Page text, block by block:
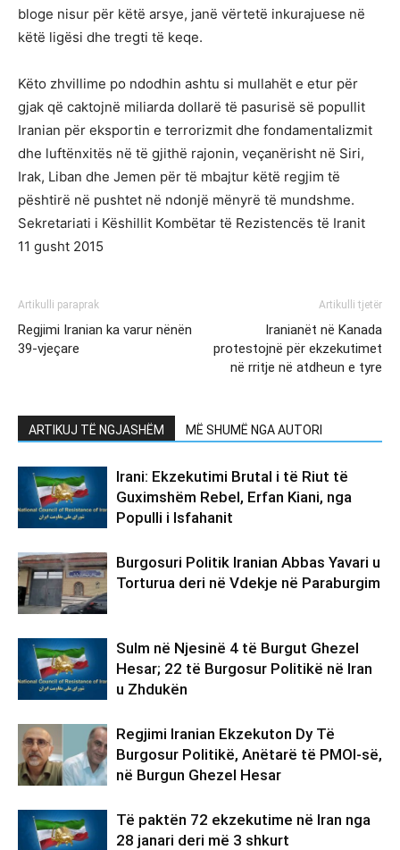
bloge nisur për këtë arsye, janë vërtetë inkurajuese në
këtë ligësi dhe tregti të keqe.
Këto zhvillime po ndodhin ashtu si mullahët e etur për
gjak që caktojnë miliarda dollarë të pasurisë së popullit
Iranian për eksportin e terrorizmit dhe fondamentalizmit
dhe luftënxitës në të gjithë rajonin, veçanërisht në Siri,
Irak, Liban dhe Jemen për të mbajtur këtë regjim të
pështirë në pushtet në ndonjë mënyrë të mundshme.
Sekretariati i Këshillit Kombëtar të Rezistencës të Iranit
11 gusht 2015
Artikulli paraprak
Regjimi Iranian ka varur nënën
39-vjeçare
Artikulli tjetër
Iranianët në Kanada
protestojnë për ekzekutimet
në rritje në atdheun e tyre
ARTIKUJ TË NGJASHËM MË SHUMË NGA AUTORI
Irani: Ekzekutimi Brutal i të Riut të
Guximshëm Rebel, Erfan Kiani, nga
Populli i Isfahanit
Burgosuri Politik Iranian Abbas Yavari u
Torturua deri në Vdekje në Paraburgim
Sulm në Njesinë 4 të Burgut Ghezel
Hesar; 22 të Burgosur Politikë në Iran
u Zhdukën
Regjimi Iranian Ekzekuton Dy Të
Burgosur Politikë, Anëtarë të PMOI-së,
në Burgun Ghezel Hesar
Të paktën 72 ekzekutime në Iran nga
28 janari deri më 3 shkurt